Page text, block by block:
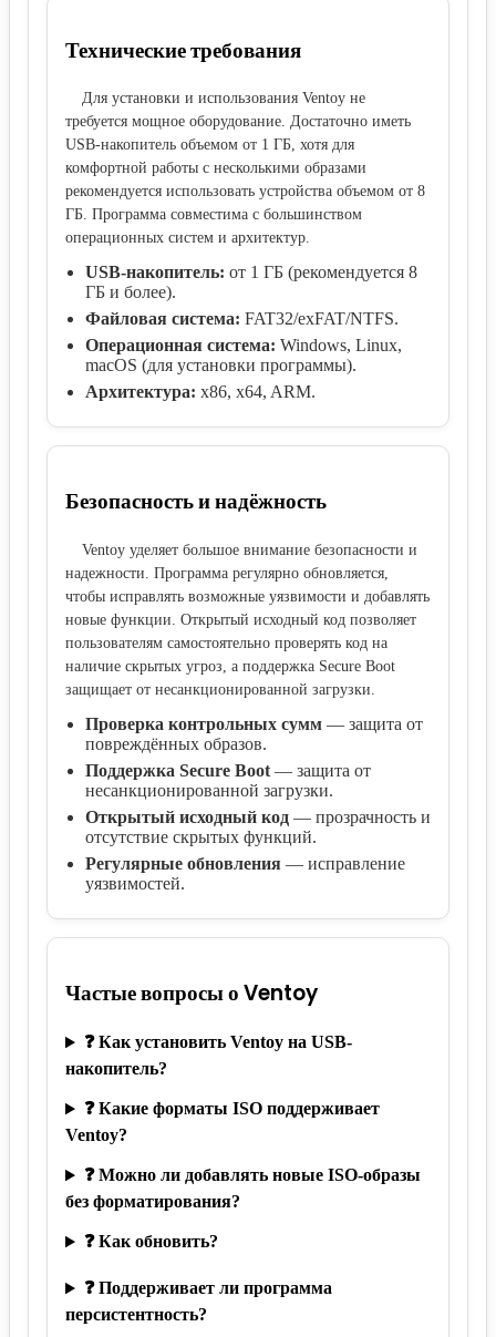
Технические требования
Для установки и использования Ventoy не
требуется мощное оборудование. Достаточно иметь
USB-накопитель объемом от 1 ГБ, хотя для
комфортной работы с несколькими образами
рекомендуется использовать устройства объемом от 8
ГБ. Программа совместима с большинством
операционных систем и архитектур.
USB-накопитель: от 1 ГБ (рекомендуется 8
ГБ и более).
Файловая система: FAT32/exFAT/NTFS.
Операционная система: Windows, Linux,
macOS (для установки программы).
Архитектура: x86, x64, ARM.
Безопасность и надёжность
Ventoy уделяет большое внимание безопасности и
надежности. Программа регулярно обновляется,
чтобы исправлять возможные уязвимости и добавлять
новые функции. Открытый исходный код позволяет
пользователям самостоятельно проверять код на
наличие скрытых угроз, а поддержка Secure Boot
защищает от несанкционированной загрузки.
Проверка контрольных сумм — защита от
повреждённых образов.
Поддержка Secure Boot — защита от
несанкционированной загрузки.
Открытый исходный код — прозрачность и
отсутствие скрытых функций.
Регулярные обновления — исправление
уязвимостей.
Частые вопросы о Ventoy
❓ Как установить Ventoy на USB-
накопитель?
❓ Какие форматы ISO поддерживает
Ventoy?
❓ Можно ли добавлять новые ISO-образы
без форматирования?
❓ Как обновить?
❓ Поддерживает ли программа
персистентность?